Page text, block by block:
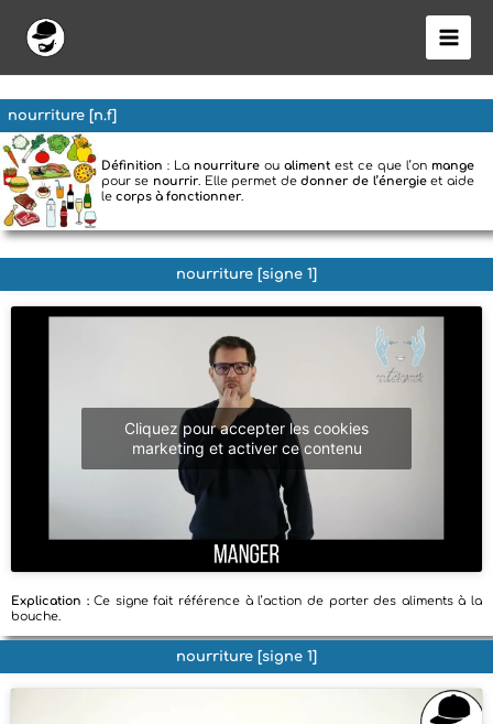
contenu
nourriture [n.f]
Définition : La nourritureou alimentest ce que l’on mange
pour se nourrir. Elle permet dedonner de l’énergieet aide
le corps à fonctionner.
nourriture [signe 1]
Cliquez pour accepter les cookies
marketing et activer ce contenu
Explication :Ce signe fait référence à l’action de porter des aliments à la
bouche.
nourriture [signe 1]